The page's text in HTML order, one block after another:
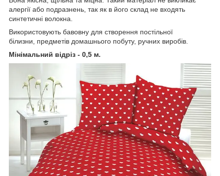
алергії або подразнень, так як в його склад не входять
синтетичні волокна.
Використовують бавовну для створення постільної
білизни, предметів домашнього побуту, ручних виробів.
Мінімальний відріз - 0,5 м.